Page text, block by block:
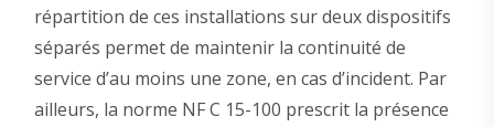
répartition de ces installations sur deux dispositifs
séparés permet de maintenir la continuité de
service d’au moins une zone, en cas d’incident. Par
ailleurs, la norme NF C 15-100 prescrit la présence